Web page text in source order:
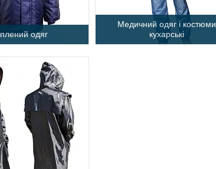
одяг
Медичний одяг і костюми
кухарські